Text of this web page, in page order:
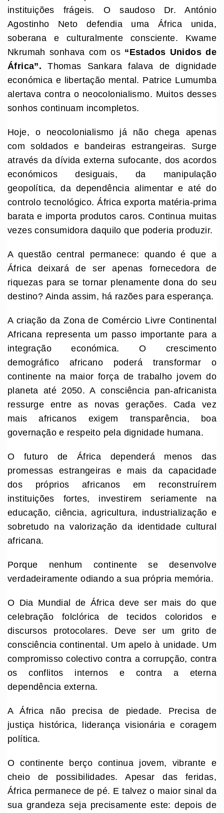
instituições frágeis. O saudoso Dr. António
Agostinho Neto defendia uma África unida,
soberana e culturalmente consciente. Kwame
Nkrumah sonhava com os “Estados Unidos de
África”. Thomas Sankara falava de dignidade
económica e libertação mental. Patrice Lumumba
alertava contra o neocolonialismo. Muitos desses
sonhos continuam incompletos.
Hoje, o neocolonialismo já não chega apenas
com soldados e bandeiras estrangeiras. Surge
através da dívida externa sufocante, dos acordos
económicos desiguais, da manipulação
geopolítica, da dependência alimentar e até do
controlo tecnológico. África exporta matéria-prima
barata e importa produtos caros. Continua muitas
vezes consumidora daquilo que poderia produzir.
A questão central permanece: quando é que a
África deixará de ser apenas fornecedora de
riquezas para se tornar plenamente dona do seu
destino? Ainda assim, há razões para esperança.
A criação da Zona de Comércio Livre Continental
Africana representa um passo importante para a
integração económica. O crescimento
demográfico africano poderá transformar o
continente na maior força de trabalho jovem do
planeta até 2050. A consciência pan-africanista
ressurge entre as novas gerações. Cada vez
mais africanos exigem transparência, boa
governação e respeito pela dignidade humana.
O futuro de África dependerá menos das
promessas estrangeiras e mais da capacidade
dos próprios africanos em reconstruírem
instituições fortes, investirem seriamente na
educação, ciência, agricultura, industrialização e
sobretudo na valorização da identidade cultural
africana.
Porque nenhum continente se desenvolve
verdadeiramente odiando a sua própria memória.
O Dia Mundial de África deve ser mais do que
celebração folclórica de tecidos coloridos e
discursos protocolares. Deve ser um grito de
consciência continental. Um apelo à unidade. Um
compromisso colectivo contra a corrupção, contra
os conflitos internos e contra a eterna
dependência externa.
A África não precisa de piedade. Precisa de
justiça histórica, liderança visionária e coragem
política.
O continente berço continua jovem, vibrante e
cheio de possibilidades. Apesar das feridas,
África permanece de pé. E talvez o maior sinal da
sua grandeza seja precisamente este: depois de